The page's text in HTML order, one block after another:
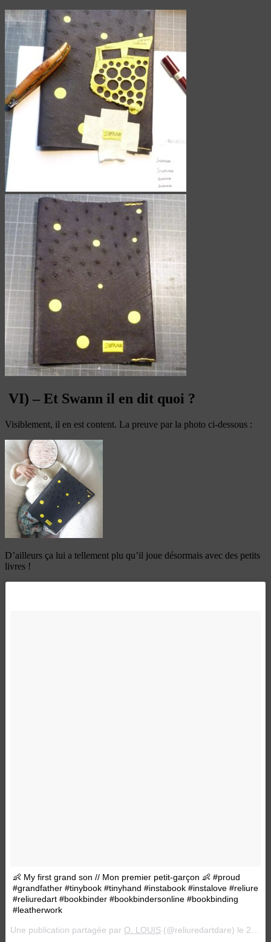
VI) – Et Swann il en dit quoi ?
Visiblement, il en est content. La preuve par la photo ci-dessous :
D’ailleurs ça lui a tellement plu qu’il joue désormais avec des petits
livres !
👶 My first grand son // Mon premier petit-garçon 👶 #proud
#grandfather #tinybook #tinyhand #instabook #instalove #reliure
#reliuredart #bookbinder #bookbindersonline #bookbinding
#leatherwork
Une publication partagée par O. LOUIS (@reliuredartdare) le 23 Janv. 2018 à 8 :56 PST